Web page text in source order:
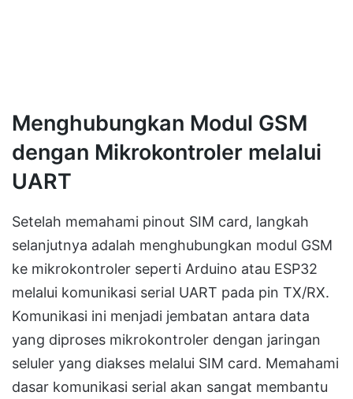
Menghubungkan Modul GSM
dengan Mikrokontroler melalui
UART
Setelah memahami pinout SIM card, langkah
selanjutnya adalah menghubungkan modul GSM
ke mikrokontroler seperti Arduino atau ESP32
melalui komunikasi serial UART pada pin TX/RX.
Komunikasi ini menjadi jembatan antara data
yang diproses mikrokontroler dengan jaringan
seluler yang diakses melalui SIM card. Memahami
dasar komunikasi serial akan sangat membantu